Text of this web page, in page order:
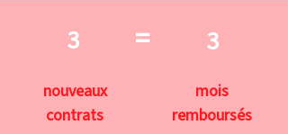
3 = 3
nouveaux
contrats
mois
remboursés